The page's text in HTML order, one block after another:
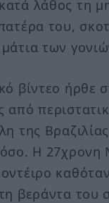
λάθος τη
του,
των
βίντεο ήρθε
από
της
Η 27χρονη
βεράντα του